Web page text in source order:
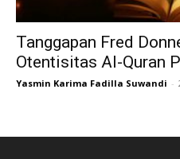
Tanggapan Fred
Otentisitas Al-Quran
Yasmin Karima Fadilla Suwandi -